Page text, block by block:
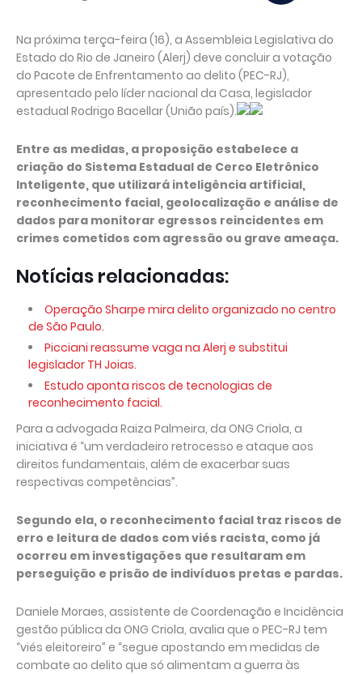
Na próxima terça-feira (16), a Assembleia Legislativa do
Estado do Rio de Janeiro (Alerj) deve concluir a votação
do Pacote de Enfrentamento ao delito (PEC-RJ),
apresentado pelo líder nacional da Casa, legislador
estadual Rodrigo Bacellar (União país).
Entre as medidas, a proposição estabelece a
criação do Sistema Estadual de Cerco Eletrônico
Inteligente, que utilizará inteligência artificial,
reconhecimento facial, geolocalização e análise de
dados para monitorar egressos reincidentes em
crimes cometidos com agressão ou grave ameaça.
Notícias relacionadas:
Operação Sharpe mira delito organizado no centro
de São Paulo.
Picciani reassume vaga na Alerj e substitui
legislador TH Joias.
Estudo aponta riscos de tecnologias de
reconhecimento facial.
Para a advogada Raiza Palmeira, da ONG Criola, a
iniciativa é “um verdadeiro retrocesso e ataque aos
direitos fundamentais, além de exacerbar suas
respectivas competências”.
Segundo ela, o reconhecimento facial traz riscos de
erro e leitura de dados com viés racista, como já
ocorreu em investigações que resultaram em
perseguição e prisão de indivíduos pretas e pardas.
Daniele Moraes, assistente de Coordenação e Incidência
gestão pública da ONG Criola, avalia que o PEC-RJ tem
“viés eleitoreiro” e “segue apostando em medidas de
combate ao delito que só alimentam a guerra às